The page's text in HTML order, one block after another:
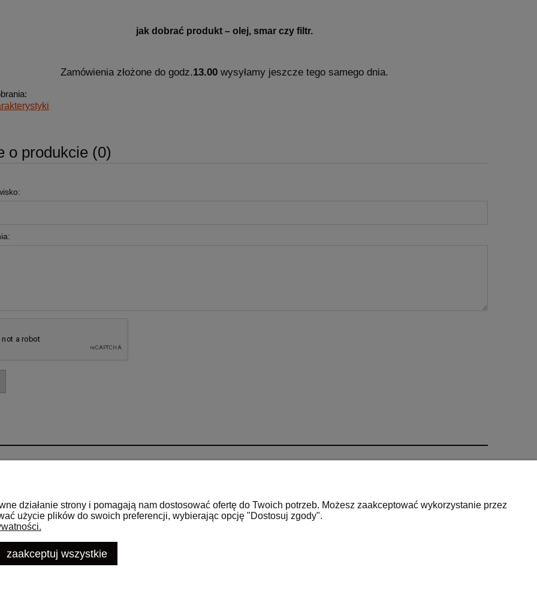
jak dobrać produkt – olej, smar czy filtr.
Zamówienia złożone do godz.13.00 wysyłamy jeszcze tego samego dnia.
o produkcie (0)
Sposoby płatności
Faktury i płatności
Regulamin
Reklamacje, gwarancje i zwroty
O Firmie
działanie strony i pomagają nam dostosować ofertę do Twoich potrzeb. Możesz zaakceptować wykorzystanie przez
użycie plików do swoich preferencji, wybierając opcję "Dostosuj zgody".
zaakceptuj wszystkie